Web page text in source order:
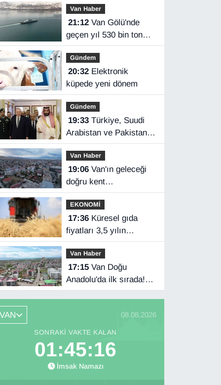
Van Haber
21:12Van Gölü'nde
geçen yıl 530 bin ton
yük taşındı
Gündem
20:32Elektronik
küpede yeni dönem
Gündem
19:33Türkiye, Suudi
Arabistan ve Pakistan
üçlü savunma
anlaşması imzaladı
Van Haber
19:06Van'ın geleceği
doğru kent
planlamasında
EKONOMİ
17:36Küresel gıda
fiyatları 3,5 yılın
zirvesinde
Van Haber
17:15Van Doğu
Anadolu'da ilk sırada!
Bakanlık verileri
08.08.2026
SONRAKI VAKTE KALAN
01:45:15
İmsak Namazı